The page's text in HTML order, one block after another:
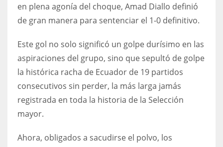
DAL
22
WSH
26
en plena agonía del choque, Amad Diallo definió
de gran manera para sentenciar el 1-0 definitivo.
Este gol no solo significó un golpe durísimo en las
aspiraciones del grupo, sino que sepultó de golpe
la histórica racha de Ecuador de 19 partidos
consecutivos sin perder, la más larga jamás
registrada en toda la historia de la Selección
mayor.
Ahora, obligados a sacudirse el polvo, los